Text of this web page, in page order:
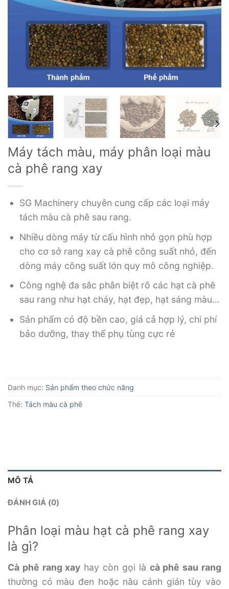
Máy tách màu, máy phân loại màu
cà phê rang xay
SG Machinery chuyên cung cấp các loại máy
tách màu cà phê sau rang.
Nhiều dòng máy từ cấu hình nhỏ gọn phù hợp
cho cơ sở rang xay cà phê công suất nhỏ, đến
dòng máy công suất lớn quy mô công nghiệp.
Công nghệ đa sắc phân biệt rõ các hạt cà phê
sau rang như hạt cháy, hạt đẹp, hạt sáng màu…
Sản phẩm có độ bền cao, giá cả hợp lý, chi phí
bảo dưỡng, thay thế phụ tùng cực rẻ
Danh mục: Sản phẩm theo chức năng
Thẻ: Tách màu cà phê
MÔ TẢ
ĐÁNH GIÁ (0)
Phân loại màu hạt cà phê rang xay
là gì?
Cà phê rang xay hay còn gọi là cà phê sau rang
thường có màu đen hoặc nâu cánh gián tùy vào